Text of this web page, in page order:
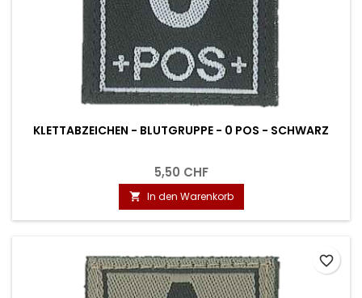
KLETTABZEICHEN - BLUTGRUPPE - 0 POS - SCHWARZ
5,50 CHF
 In den Warenkorb
favorite_border